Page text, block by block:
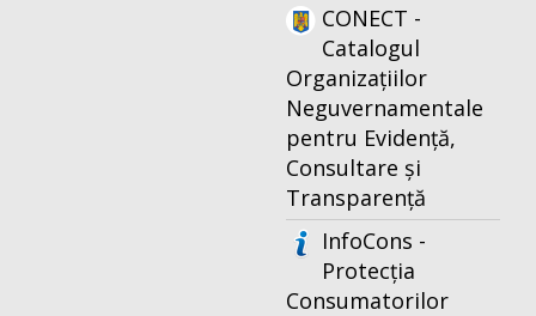
CONECT -
Catalogul
Organizațiilor
Neguvernamentale
pentru Evidență,
Consultare și
Transparență
InfoCons -
Protecția
Consumatorilor